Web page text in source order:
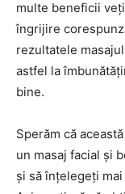
multe beneficii
îngrijire
rezultatele
astfel la
bine.
Sperăm că
un masaj facial și
și să înțelegeți